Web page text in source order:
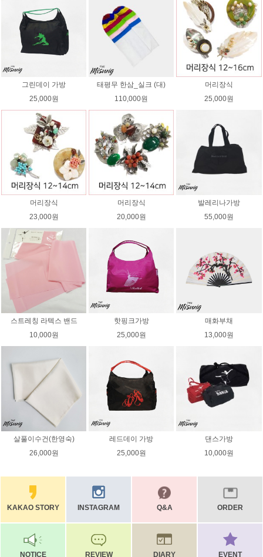
그린데이 가방
25,000원
태평무 한삼_실크 (대)
110,000원
머리장식
25,000원
머리장식
23,000원
머리장식
20,000원
발레리나가방
55,000원
스트레칭 라텍스 밴드
10,000원
핫핑크가방
25,000원
매화부채
13,000원
살풀이수건(한영숙)
26,000원
레드데이 가방
25,000원
댄스가방
10,000원
KAKAO STORY INSTAGRAM Q&A ORDER
NOTICE REVIEW DIARY EVENT